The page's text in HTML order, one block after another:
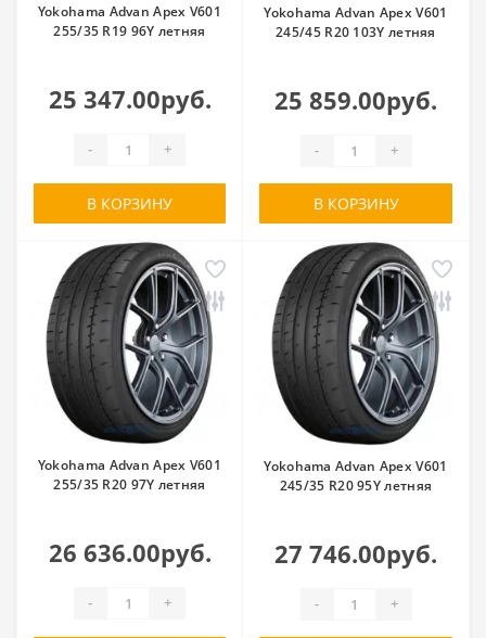
Yokohama Advan Apex V601
255/35 R19 96Y летняя
25 347.00руб.
- +
В КОРЗИНУ
Yokohama Advan Apex V601
245/45 R20 103Y летняя
25 859.00руб.
- +
В КОРЗИНУ
Yokohama Advan Apex V601
255/35 R20 97Y летняя
26 636.00руб.
- +
Yokohama Advan Apex V601
245/35 R20 95Y летняя
27 746.00руб.
- +